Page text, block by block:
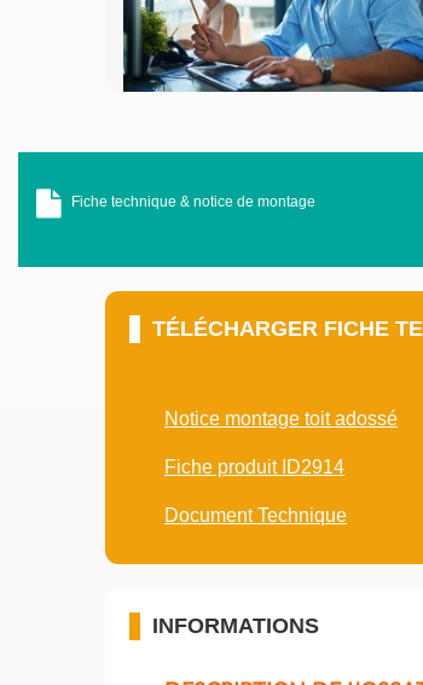
Fiche technique & notice de montage
TÉLÉCHARGER FICHE
Notice montage toit adossé
Fiche produit ID2914
Document Technique
INFORMATIONS